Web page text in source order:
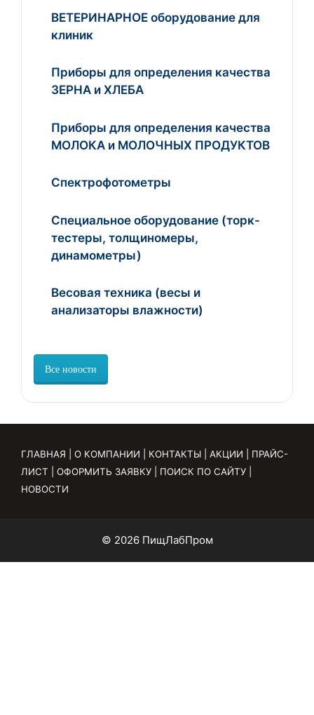
ВЕТЕРИНАРНОЕ оборудование для
клиник
Приборы для определения качества
ЗЕРНА и ХЛЕБА
Приборы для определения качества
МОЛОКА и МОЛОЧНЫХ ПРОДУКТОВ
Спектрофотометры
Специальное оборудование (торк-
тестеры, толщиномеры,
динамометры)
Весовая техника (весы и
анализаторы влажности)
Все новости
ГЛАВНАЯ О КОМПАНИИ КОНТАКТЫ АКЦИИ
ПРАЙС-
ЛИСТ
ОФОРМИТЬ ЗАЯВКУ ПОИСК ПО САЙТУ
НОВОСТИ
© 2026 ПищЛабПром